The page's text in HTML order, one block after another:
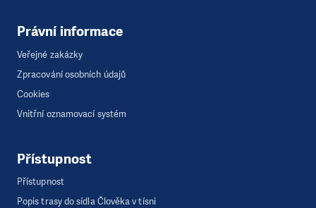
Právní informace
Veřejné zakázky
Zpracování osobních údajů
Cookies
Vnitřní oznamovací systém
Přístupnost
Přístupnost
Popis trasy do sídla Člověka v tísni